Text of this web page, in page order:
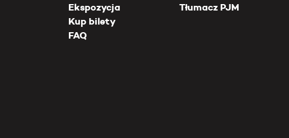
Ekspozycja
Kup bilety
FAQ
Tłumacz PJM